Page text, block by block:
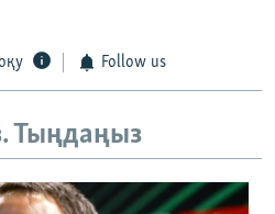
Follow us
Тыңдаңыз